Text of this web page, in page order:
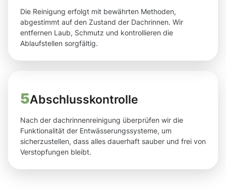
Die Reinigung erfolgt mit bewährten Methoden,
abgestimmt auf den Zustand der Dachrinnen. Wir
entfernen Laub, Schmutz und kontrollieren die
Ablaufstellen sorgfältig.
5Abschlusskontrolle
Nach der dachrinnenreinigung überprüfen wir die
Funktionalität der Entwässerungssysteme, um
sicherzustellen, dass alles dauerhaft sauber und frei von
Verstopfungen bleibt.